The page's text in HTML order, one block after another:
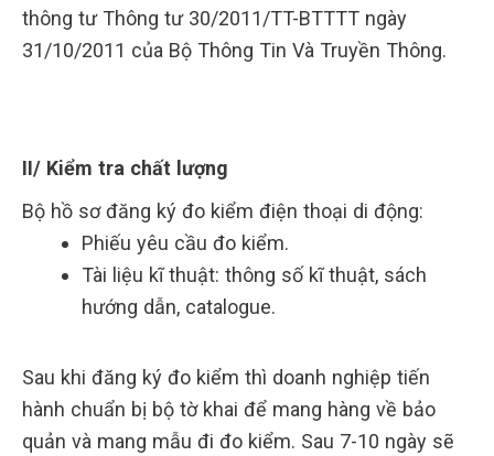
thông tư Thông tư 30/2011/TT-BTTTT ngày
31/10/2011 của Bộ Thông Tin Và Truyền Thông.
II/ Kiểm tra chất lượng
Bộ hồ sơ đăng ký đo kiểm điện thoại di động:
Phiếu yêu cầu đo kiểm.
Tài liệu kĩ thuật: thông số kĩ thuật, sách
hướng dẫn, catalogue.
Sau khi đăng ký đo kiểm thì doanh nghiệp tiến
hành chuẩn bị bộ tờ khai để mang hàng về bảo
quản và mang mẫu đi đo kiểm. Sau 7-10 ngày sẽ